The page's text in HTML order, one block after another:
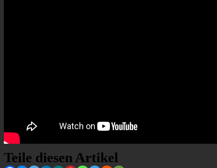
Teile diesen Artikel